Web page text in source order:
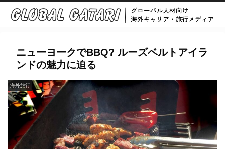
ニューヨークでBBQ? ルーズベルトアイラ
ンドの魅力に迫る
海外旅行